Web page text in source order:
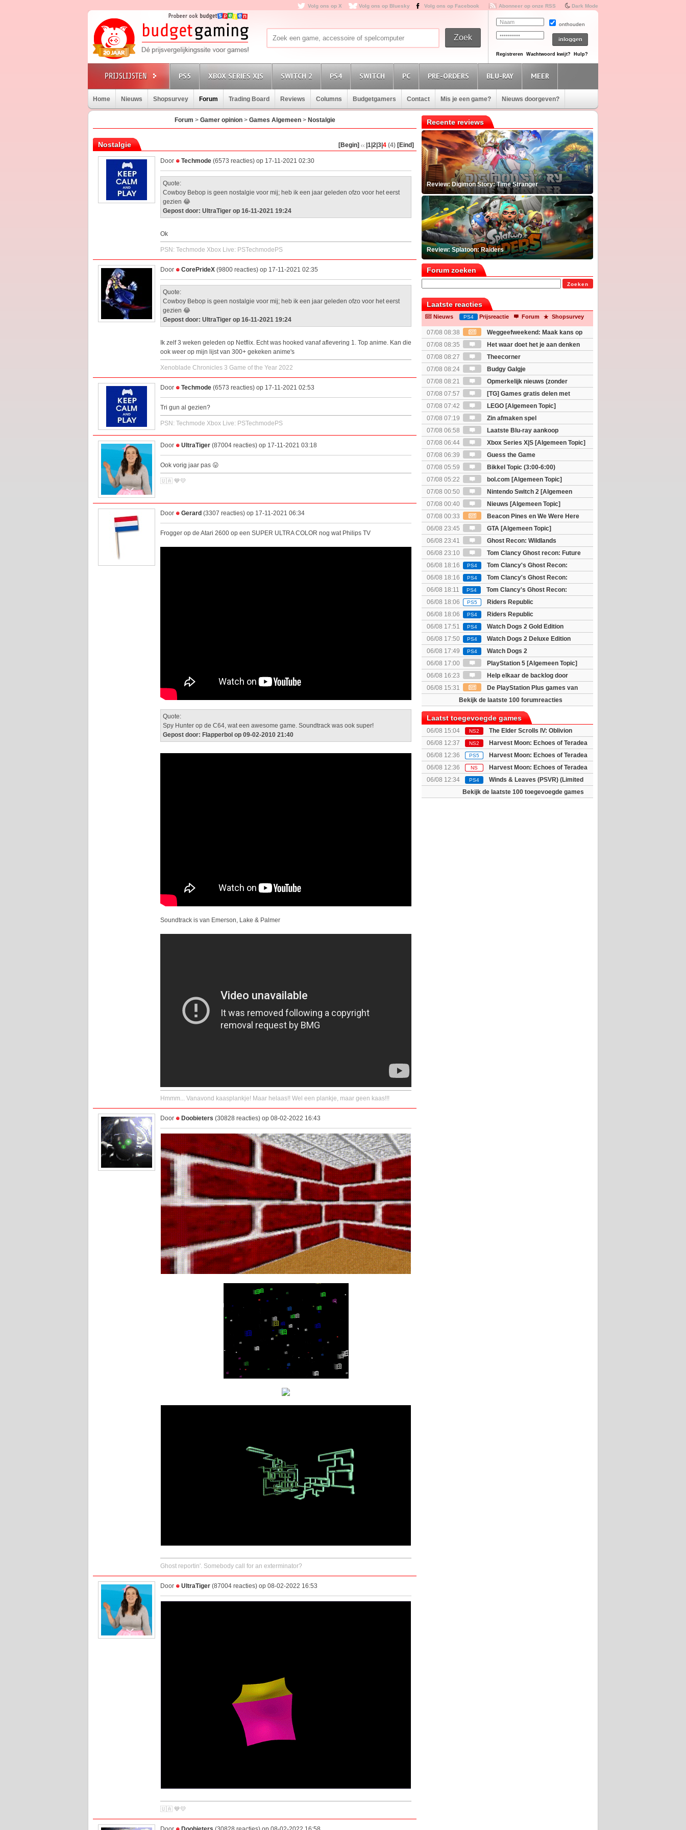
Volg ons op X Volg ons op Bluesky Volg ons op Facebook Abonneer op onze RSS Dark Mode
onthouden
Registreren Wachtwoord kwijt? Hulp?
PS5 XBOX SERIES X|S SWITCH 2 PS4 SWITCH PC PRE-ORDERS BLU-RAY MEER
Home Nieuws Shopsurvey Forum Trading Board Reviews Columns Budgetgamers Contact Mis je een game? Nieuws doorgeven?
Forum > Gamer opinion> Games Algemeen> Nostalgie
Nostalgie [Begin] |1 |2 |3 4 (4) [Eind]
Door Techmode (6573 reacties) op 17-11-2021 02:30
Quote:
Cowboy Bebop is geen nostalgie voor mij; heb ik een jaar geleden ofzo voor het eerst
gezien 😂
Gepost door: UltraTiger op 16-11-2021 19:24
Ok
PSN: Techmode Xbox Live: PSTechmodePS
Door CorePrideX (9800 reacties) op 17-11-2021 02:35
Quote:
Cowboy Bebop is geen nostalgie voor mij; heb ik een jaar geleden ofzo voor het eerst
gezien 😂
Gepost door: UltraTiger op 16-11-2021 19:24
Ik zelf 3 weken geleden op Netflix. Echt was hooked vanaf aflevering 1. Top anime. Kan die
ook weer op mijn lijst van 300+ gekeken anime's
Xenoblade Chronicles 3 Game of the Year 2022
Door Techmode (6573 reacties) op 17-11-2021 02:53
Tri gun al gezien?
PSN: Techmode Xbox Live: PSTechmodePS
Door UltraTiger (87004 reacties) op 17-11-2021 03:18
Ook vorig jaar pas 😛
🇺🇦 💙💛
Door Gerard (3307 reacties) op 17-11-2021 06:34
Frogger op de Atari 2600 op een SUPER ULTRA COLOR nog wat Philips TV
Quote:
Spy Hunter op de C64, wat een awesome game. Soundtrack was ook super!
Gepost door: Flapperbol op 09-02-2010 21:40
Soundtrack is van Emerson, Lake & Palmer
Hmmm... Vanavond kaasplankje! Maar helaas!! Wel een plankje, maar geen kaas!!!
Door Doobieters (30828 reacties) op 08-02-2022 16:43
Ghost reportin'. Somebody call for an exterminator?
Door UltraTiger (87004 reacties) op 08-02-2022 16:53
🇺🇦 💙💛
Recente reviews
Review: Digimon Story: Time Stranger
Review: Splatoon: Raiders
Forum zoeken
Zoeken
Laatste reacties
Nieuws PS4 Prijsreactie Forum Shopsurvey
07/08 08:38
Weggeefweekend: Maak kans op
The Super Mario Galaxy movie (2x)!
07/08 08:35
Het waar doet het je aan denken
spel! (3 posts wachten!)
07/08 08:27
Theecorner
07/08 08:24
Budgy Galgje
07/08 08:21
Opmerkelijk nieuws (zonder
politiek/religie)
07/08 07:57
[TG] Games gratis delen met
elkaar.
07/08 07:42
LEGO [Algemeen Topic]
07/08 07:19
Zin afmaken spel
07/08 06:58
Laatste Blu-ray aankoop
07/08 06:44
Xbox Series X|S [Algemeen Topic]
07/08 06:39
Guess the Game
07/08 05:59
Bikkel Topic (3:00-6:00)
07/08 05:22
bol.com [Algemeen Topic]
07/08 00:50
Nintendo Switch 2 [Algemeen
Topic]
07/08 00:40
Nieuws [Algemeen Topic]
07/08 00:33
Beacon Pines en We Were Here
Together (PC) Gratis
06/08 23:45
GTA [Algemeen Topic]
06/08 23:41
Ghost Recon: Wildlands
[Algemeen]
06/08 23:10
Tom Clancy Ghost recon: Future
soldier
06/08 18:16 PS4
Tom Clancy's Ghost Recon:
Breakpoint - Ultimate Edition
06/08 18:16 PS4
Tom Clancy's Ghost Recon:
Breakpoint - Standard Edition
06/08 18:11 PS4
Tom Clancy's Ghost Recon:
Wildlands
06/08 18:06 PS5
Riders Republic
06/08 18:06
PS4
Riders Republic
06/08 17:51
PS4
Watch Dogs 2 Gold Edition
06/08 17:50
PS4
Watch Dogs 2 Deluxe Edition
06/08 17:49
PS4
Watch Dogs 2
06/08 17:00
PlayStation 5 [Algemeen Topic]
06/08 16:23
Help elkaar de backlog door
06/08 15:31
De PlayStation Plus games van
augustus zijn bekendBekijk de laatste 100 forumreacties
Laatst toegevoegde games
06/08 15:04 NS2
The Elder Scrolls IV: Oblivion
Remastered - Deluxe E...
06/08 12:37 NS2
Harvest Moon: Echoes of Teradea
06/08 12:36
PS5
Harvest Moon: Echoes of Teradea
06/08 12:36
NS
Harvest Moon: Echoes of Teradea
06/08 12:34
PS4
Winds & Leaves (PSVR) (Limited
Bekijk de laatste 100 toegevoegde games